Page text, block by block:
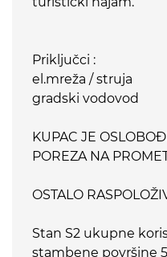
Priključci :
el.mreža / struja
gradski vodovod
KUPAC JE
POREZA NA
OSTALO
Stan S2 ukupne
stambene površine